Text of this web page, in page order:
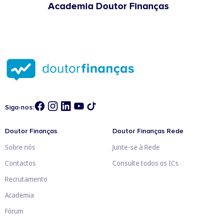
Academia Doutor Finanças
Siga-nos:
Doutor Finanças
Sobre nós
Contactos
Recrutamento
Academia
Fórum
Doutor Finanças Rede
Junte-se à Rede
Consulte todos os ICs